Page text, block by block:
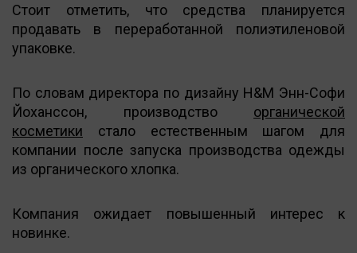
Стоит отметить, что средства планируется
продавать в переработанной полиэтиленовой
упаковке.
По словам директора по дизайну H&M Энн-Софи
Йоханссон, производство органической
косметики стало естественным шагом для
компании после запуска производства одежды
из органического хлопка.
Компания ожидает повышенный интерес к
новинке.